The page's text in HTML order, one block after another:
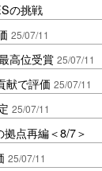
の挑戦
25/07/11
高位受賞 25/07/11
献で評価 25/07/11
25/07/11
点再編＜8/7＞
25/07/11